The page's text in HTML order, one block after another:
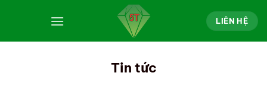
LIÊN HỆ
Tin tức